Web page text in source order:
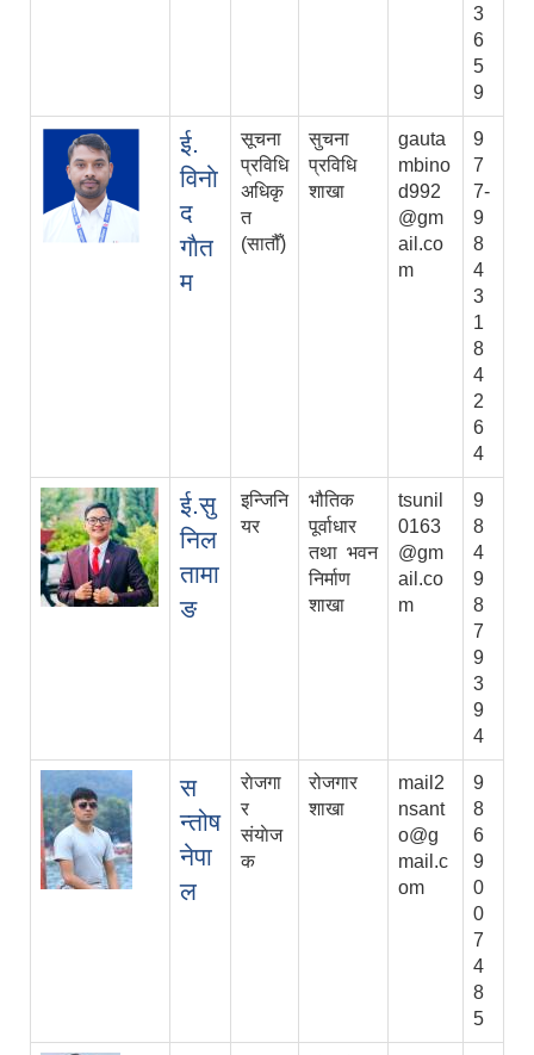
3
6
5
9
ई.
विनाे
द
गाैत
म
सूचना
प्रविधि
अधिकृ
त
(सातौँ)
सुचना
प्रविधि
शाखा
gauta
mbino
d992
@gm
ail.co
m
9
7
7-
9
8
4
3
1
8
4
2
6
4
ई.सु
निल
तामा
ङ
इन्जिनि
यर
भौतिक
पूर्वाधार
तथा भवन
निर्माण
शाखा
tsunil
0163
@gm
ail.co
m
9
8
4
9
8
7
9
3
9
4
स
न्तोष
नेपा
ल
राेजगा
र
संयाेज
क
रोजगार
शाखा
mail2
nsant
o@g
mail.c
om
9
8
6
9
0
0
7
4
8
5